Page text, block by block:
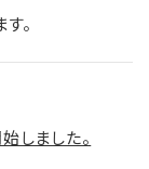
。
しました。